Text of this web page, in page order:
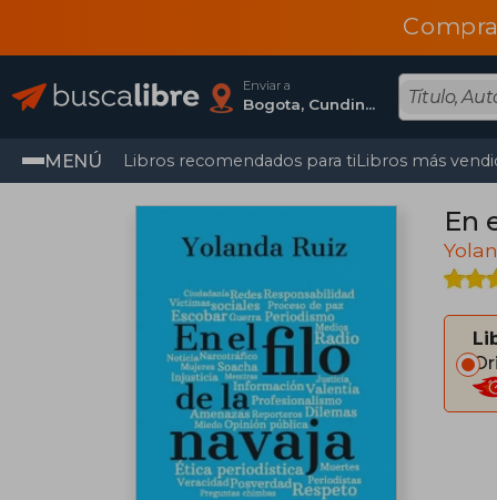
Enviar a
Bogota, Cundinamarca
MENÚ Libros recomendados para tiLibros más
En